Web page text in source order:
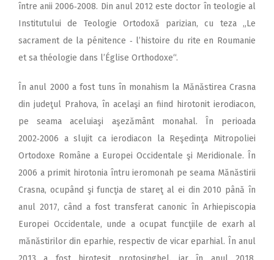
între anii 2006‑2008. Din anul 2012 este doctor în teologie al
Institutului de Teologie Ortodoxă parizian, cu teza „Le
sacrament de la pénitence ‑ l’histoire du rite en Roumanie
et sa théologie dans l’Église Orthodoxe“.
În anul 2000 a fost tuns în monahism la Mănăstirea Crasna
din judeţul Prahova, în acelaşi an fiind hirotonit ierodiacon,
pe seama aceluiaşi aşezământ monahal. În perioada
2002‑2006 a slujit ca ierodiacon la Reşedinţa Mitropoliei
Ortodoxe Române a Europei Occidentale şi Meridionale. În
2006 a primit hirotonia întru ieromonah pe seama Mănăstirii
Crasna, ocupând şi funcţia de stareţ al ei din 2010 până în
anul 2017, când a fost transferat canonic în Arhiepiscopia
Europei Occidentale, unde a ocupat funcţiile de exarh al
mănăstirilor din eparhie, respectiv de vicar eparhial. În anul